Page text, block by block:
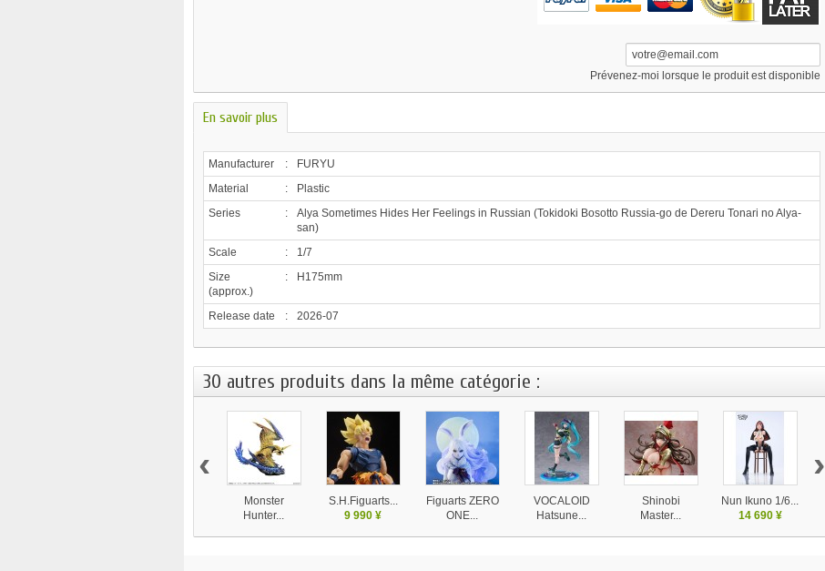
Prévenez-moi lorsque le produit est disponible
En savoir plus
Manufacturer :
FURYU
Material
:
Plastic
Series
:
Alya Sometimes Hides Her Feelings in Russian (Tokidoki Bosotto Russia-go de Dereru Tonari no Alya-
san)
Scale
:
1/7
Size
(approx.)
: H175mm
Release date : 2026-07
30 autres produits dans la même catégorie :
Monster
Hunter...
S.H.Figuarts...
9 990 ¥
Figuarts ZERO
ONE...
VOCALOID
Hatsune...
Shinobi
Master...
Nun Ikuno 1/6...
14 690 ¥
‹ ›